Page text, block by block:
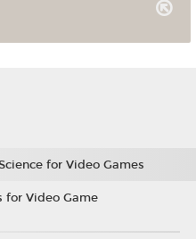
for Video Games
for Video Game